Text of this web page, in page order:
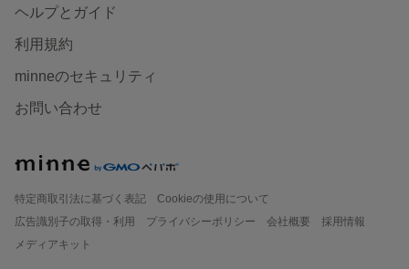
ヘルプとガイド
利用規約
minneのセキュリティ
お問い合わせ
特定商取引法に基づく表記
Cookieの使用について
広告識別子の取得・利用
プライバシーポリシー 会社概要
採用情報
メディアキット